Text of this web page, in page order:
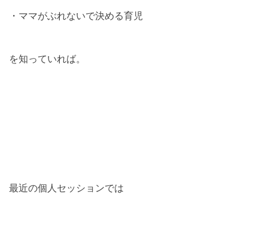
・ママがぶれないで決める育児
を知っていれば。
最近の個人セッションでは